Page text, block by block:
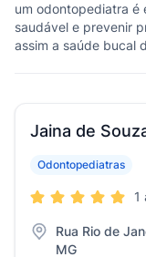
um odontopediatra é
saudável e prevenir
assim a saúde bucal
Jaina de
Odontopediatras
1
Rua Rio de
MG